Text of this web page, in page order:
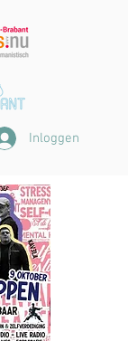
Inloggen